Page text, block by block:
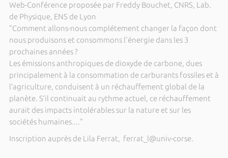
Web-Conférence proposée par Freddy Bouchet, CNRS, Lab.
de Physique, ENS de Lyon
"Comment allons-nous complétement changer la façon dont
nous produisons et consommons l'énergie dans les 3
prochaines années ?
Les émissions anthropiques de dioxyde de carbone, dues
principalement à la consommation de carburants fossiles et à
l’agriculture, conduisent à un réchauffement global de la
planète. S’il continuait au rythme actuel, ce réchauffement
aurait des impacts intolérables sur la nature et sur les
sociétés humaines...."
Inscription auprès de Lila Ferrat, ferrat_l@univ-corse.